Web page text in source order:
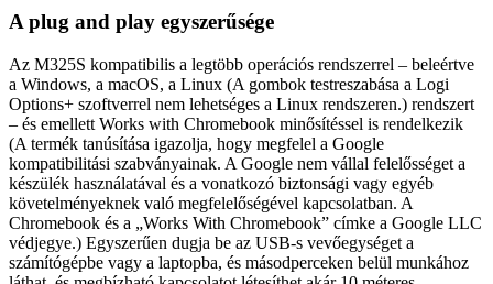
A plug and play egyszerűsége
Az M325S kompatibilis a legtöbb operációs rendszerrel – beleértve
a Windows, a macOS, a Linux (A gombok testreszabása a Logi
Options+ szoftverrel nem lehetséges a Linux rendszeren.) rendszert
– és emellett Works with Chromebook minősítéssel is rendelkezik
(A termék tanúsítása igazolja, hogy megfelel a Google
kompatibilitási szabványainak. A Google nem vállal felelősséget a
készülék használatával és a vonatkozó biztonsági vagy egyéb
követelményeknek való megfelelőségével kapcsolatban. A
Chromebook és a „Works With Chromebook” címke a Google LLC
védjegye.) Egyszerűen dugja be az USB-s vevőegységet a
számítógépbe vagy a laptopba, és másodperceken belül munkához